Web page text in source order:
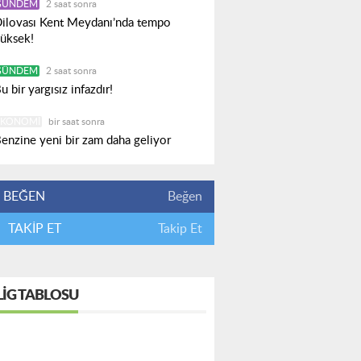
2 saat sonra
Kent Meydanı’nda tempo
2 saat sonra
bir yargısız infazdır!
bir saat sonra
yeni bir zam daha geliyor
BEĞEN Beğen
TAKİP ET Takip Et
TABLOSU